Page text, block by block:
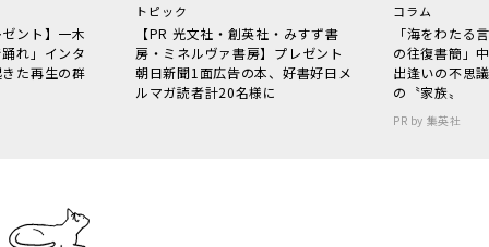
ント】一木
れ」インタ
た再生の群
トピック
【PR 光文社・創英社・みすず書
房・ミネルヴァ書房】プレゼント
朝日新聞1面広告の本、好書好日メ
ルマガ読者計20名様に
コラム
「海をわた
の往復書簡」
出逢いの不思
の〝家族〟
PR by 集英社